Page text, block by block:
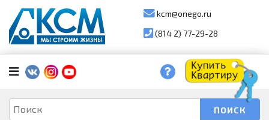
kcm@onego.ru
(814 2) 77-29-28